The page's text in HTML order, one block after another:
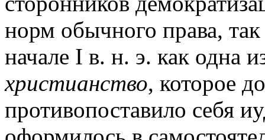
норм обычного права,
начале I в. н. э. как одна
христианство, которое
противопоставило себя